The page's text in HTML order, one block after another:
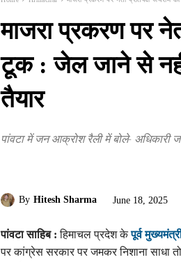
माजरा प्रकरण पर
टूक : जेल जाने से
तैयार
पांवटा में जन आक्रोश रैली में बोले-
By Hitesh Sharma June 18, 2025
पांवटा साहिब : हिमाचल प्रदेश केपूर्व
पर कांग्रेस सरकार पर जमकर निशाना साधा